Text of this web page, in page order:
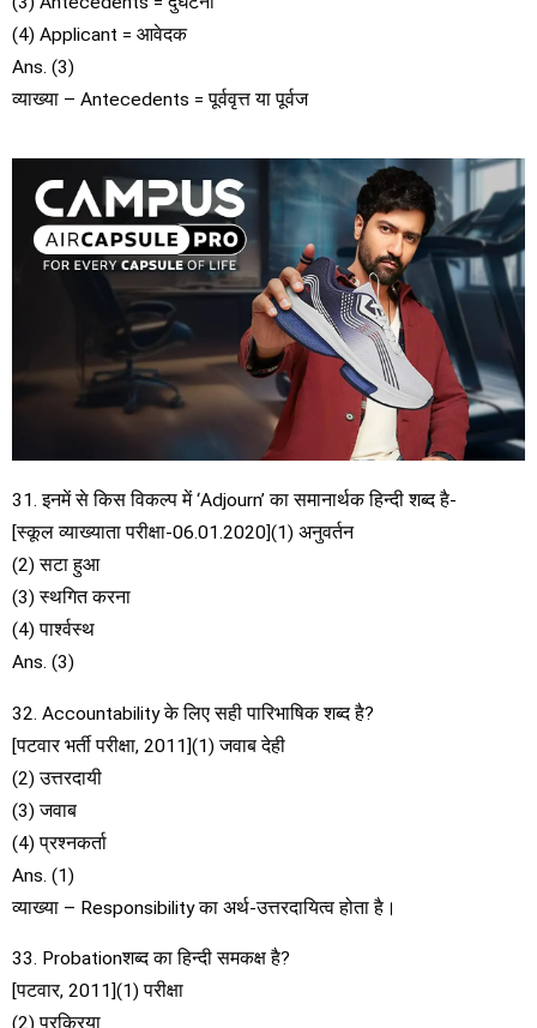
(4) Applicant = आवेदक
Ans. (3)
व्याख्या – Antecedents = पूर्ववृत्त या पूर्वज
31. इनमें से किस विकल्प में ‘Adjourn’ का समानार्थक हिन्दी शब्द है-
[स्कूल व्याख्याता परीक्षा-06.01.2020](1) अनुवर्तन
(2) सटा हुआ
(3) स्थगित करना
(4) पार्श्वस्थ
Ans. (3)
32. Accountability के लिए सही पारिभाषिक शब्द है?
[पटवार भर्ती परीक्षा, 2011](1) जवाब देही
(2) उत्तरदायी
(3) जवाब
(4) प्रश्नकर्ता
Ans. (1)
व्याख्या – Responsibility का अर्थ-उत्तरदायित्व होता है।
33. Probationशब्द का हिन्दी समकक्ष है?
[पटवार, 2011](1) परीक्षा
(2) प्रक्रिया